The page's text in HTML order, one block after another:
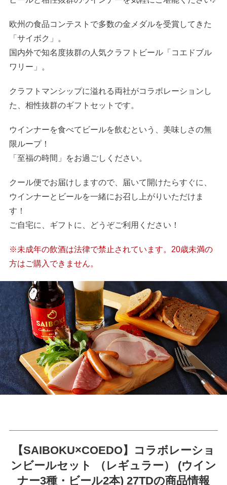
欧州の食品コンテストで多数の金メダルを受賞してきた
「サイボク」。
国内外で知名度抜群の人気クラフトビール「コエドブル
ワリー」。
クラフトマンシップに溢れる両社がコラボレーションし
た、相性抜群のギフトセットです。
ウインナーを食べてビールを飲むという、美味しさの無
限ループ！
「至福の時間」をお過ごしください。
クール便でお届けしますので、届いて開けたらすぐに、
ウインナーとビールを一緒にお召し上がりいただけま
す！
ご自宅に、ギフトに、どうぞご利用ください！
※未成年の飲酒は法律で禁止されています。20歳未満の
方はご購入できません。
【SAIBOKU×COEDO】コラボレーショ
ンビールセット （レギュラー） (ウイン
ナー3種・ビール2本) 27TDの商品情報